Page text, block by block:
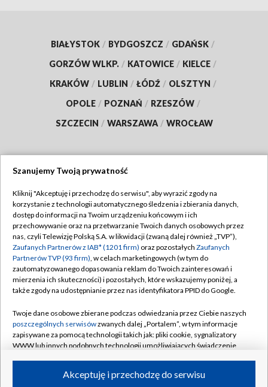
BIAŁYSTOK / BYDGOSZCZ / GDAŃSK /
GORZÓW WLKP. / KATOWICE / KIELCE /
KRAKÓW / LUBLIN / ŁÓDŹ / OLSZTYN /
OPOLE / POZNAŃ / RZESZÓW /
SZCZECIN / WARSZAWA / WROCŁAW
TVP
Abonament TVP
Emisja w TVP
Centrum informacji TVP
Naziemna Telewizja Cyfrowa
Rada Programowa
System NOS
Informacje o nadawcy
Program dla prasy
Regulamin TVP
Polityka prywatności
Moje zgody
Pomoc
Kontakt
Kanały
Szanujemy Twoją prywatność
Kliknij "Akceptuję i przechodzę do serwisu", aby wyrazić zgody na
korzystanie z technologii automatycznego śledzenia i zbierania danych,
dostęp do informacji na Twoim urządzeniu końcowym i ich
przechowywanie oraz na przetwarzanie Twoich danych osobowych przez
nas, czyli Telewizję Polską S.A. w likwidacji (zwaną dalej również „TVP”),
Zaufanych Partnerów z IAB* (1201 firm) oraz pozostałych Zaufanych
Partnerów TVP (93 firm), w celach marketingowych (w tym do
zautomatyzowanego dopasowania reklam do Twoich zainteresowań i
mierzenia ich skuteczności) i pozostałych, które wskazujemy poniżej, a
także zgody na udostępnianie przez nas identyfikatora PPID do Google.
Twoje dane osobowe zbierane podczas odwiedzania przez Ciebie naszych
poszczególnych serwisówzwanych dalej „Portalem”, w tym informacje
zapisywane za pomocą technologii takich jak: pliki cookie, sygnalizatory
WWW lub innych podobnych technologii umożliwiających świadczenie
ruchu w Internecie.Akceptuję i przechodzę do serwisu